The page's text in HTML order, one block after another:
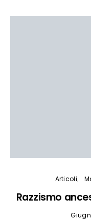
Articoli
Razzismo